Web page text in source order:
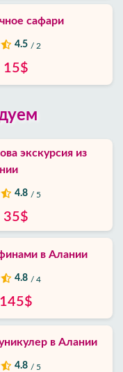
сафари
4.5 / 2
15$
экскурсия из
4.8 / 5
35$
в Алании
4.8 / 4
145$
в Алании
4.8 / 5